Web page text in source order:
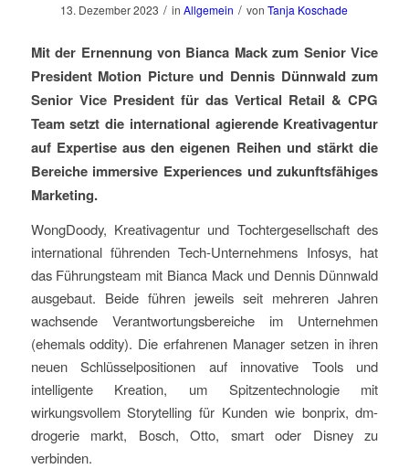
13. Dezember 2023 / inAllgemein / vonTanja Koschade
Mit der Ernennung von Bianca Mack zum Senior Vice
President Motion Picture und Dennis Dünnwald zum
Senior Vice President für das Vertical Retail & CPG
Team setzt die international agierende Kreativagentur
auf Expertise aus den eigenen Reihen und stärkt die
Bereiche immersive Experiences und zukunftsfähiges
Marketing.
WongDoody, Kreativagentur und Tochtergesellschaft des
international führenden Tech-Unternehmens Infosys, hat
das Führungsteam mit Bianca Mack und Dennis Dünnwald
ausgebaut. Beide führen jeweils seit mehreren Jahren
wachsende Verantwortungsbereiche im Unternehmen
(ehemals oddity). Die erfahrenen Manager setzen in ihren
neuen Schlüsselpositionen auf innovative Tools und
intelligente Kreation, um Spitzentechnologie mit
wirkungsvollem Storytelling für Kunden wie bonprix, dm-
drogerie markt, Bosch, Otto, smart oder Disney zu
verbinden.